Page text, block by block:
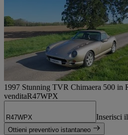
1997 Stunning TVR Chimaera 500 in
venditaR47WPX
Inserisci
Ottieni preventivo istantaneo